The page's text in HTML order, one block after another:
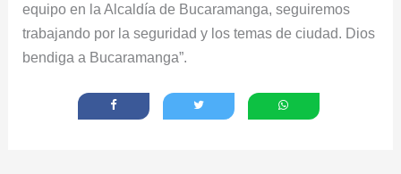
equipo en la Alcaldía de Bucaramanga, seguiremos
trabajando por la seguridad y los temas de ciudad. Dios
bendiga a Bucaramanga”.